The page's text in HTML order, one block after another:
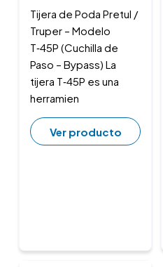
Tijera de Poda Pretul /
Truper – Modelo
T‑45P (Cuchilla de
Paso – Bypass) La
tijera T‑45P es una
herramien
Ver producto